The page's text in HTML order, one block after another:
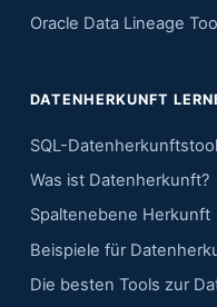
Oracle Data Lineage
DATENHERKUNFT
SQL-Datenherkunftstool
Was ist Datenherkunft?
Spaltenebene Herkunft
Beispiele für
Die besten Tools zur